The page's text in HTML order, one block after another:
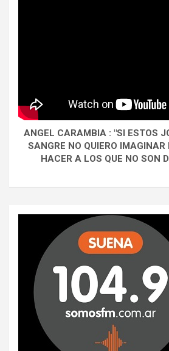
ANGEL CARAMBIA : "SI ESTOS
SANGRE NO QUIERO IMAGINAR
HACER A LOS QUE NO SON